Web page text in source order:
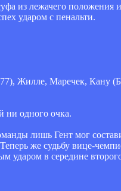
из лежачего положения
ударом с пенальти.
Жилле, Маречек, Кану
ни одного очка.
лишь Гент мог
же судьбу вице-
ударом в середине